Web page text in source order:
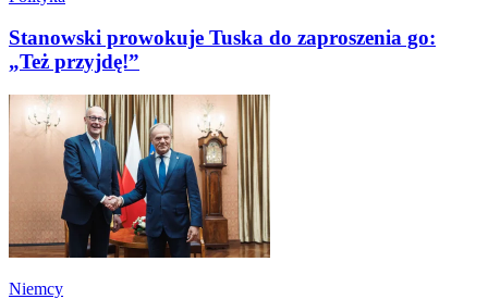
Stanowski prowokuje Tuska do zaproszenia go:
„Też przyjdę!”
Niemcy